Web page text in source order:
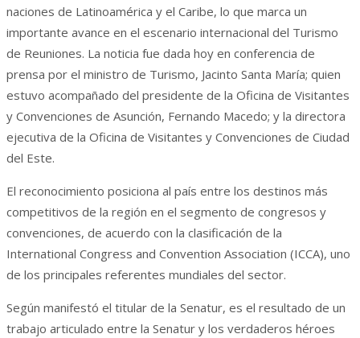
naciones de Latinoamérica y el Caribe, lo que marca un
importante avance en el escenario internacional del Turismo
de Reuniones. La noticia fue dada hoy en conferencia de
prensa por el ministro de Turismo, Jacinto Santa María; quien
estuvo acompañado del presidente de la Oficina de Visitantes
y Convenciones de Asunción, Fernando Macedo; y la directora
ejecutiva de la Oficina de Visitantes y Convenciones de Ciudad
del Este.
El reconocimiento posiciona al país entre los destinos más
competitivos de la región en el segmento de congresos y
convenciones, de acuerdo con la clasificación de la
International Congress and Convention Association (ICCA), uno
de los principales referentes mundiales del sector.
Según manifestó el titular de la Senatur, es el resultado de un
trabajo articulado entre la Senatur y los verdaderos héroes